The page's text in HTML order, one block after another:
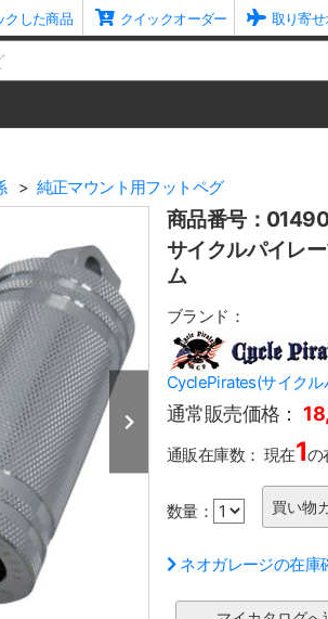
クした商品 クイックオーダー 取り寄
純正マウント用フットペグ
商品番号：
サイクルパイレ
ム
ブランド：
CyclePirates(サイクル
通常販売価格：
通販在庫数： 現在1の
数量：
ネオガレージの在庫